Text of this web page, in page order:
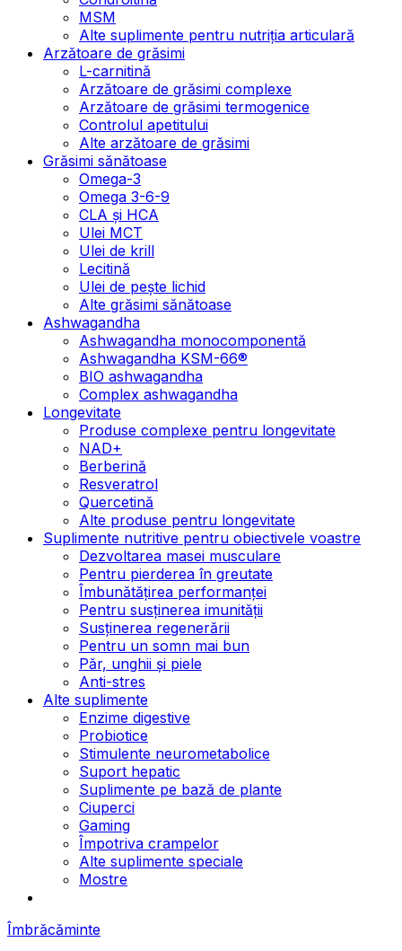
MSM
Alte suplimente pentru nutriția articulară
Arzătoare de grăsimi
L-carnitină
Arzătoare de grăsimi complexe
Arzătoare de grăsimi termogenice
Controlul apetitului
Alte arzătoare de grăsimi
Grăsimi sănătoase
Omega-3
Omega 3-6-9
CLA şi HCA
Ulei MCT
Ulei de krill
Lecitină
Ulei de pește lichid
Alte grăsimi sănătoase
Ashwagandha
Ashwagandha monocomponentă
Ashwagandha KSM-66®
BIO ashwagandha
Complex ashwagandha
Longevitate
Produse complexe pentru longevitate
NAD+
Berberină
Resveratrol
Quercetină
Alte produse pentru longevitate
Suplimente nutritive pentru obiectivele voastre
Dezvoltarea masei musculare
Pentru pierderea în greutate
Îmbunătățirea performanței
Pentru susținerea imunității
Susținerea regenerării
Pentru un somn mai bun
Păr, unghii și piele
Anti-stres
Alte suplimente
Enzime digestive
Probiotice
Stimulente neurometabolice
Suport hepatic
Suplimente pe bază de plante
Ciuperci
Gaming
Împotriva crampelor
Alte suplimente speciale
Mostre
Îmbrăcăminte